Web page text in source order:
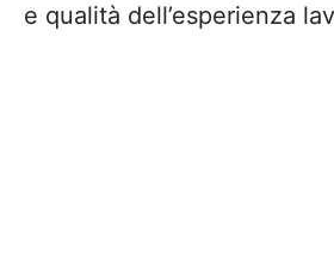
e qualità dell’esperienza